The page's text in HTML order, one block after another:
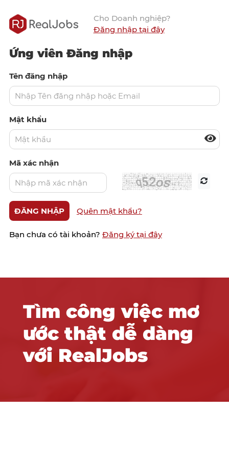
Tìm công việc mơ
ước thật dễ dàng
với RealJobs
Cho Doanh nghiệp?
Đăng nhập tại đây
Ứng viên Đăng nhập
Tên đăng nhập
Mật khẩu
Mã xác nhận
Quên mật khẩu?
Bạn chưa có tài khoản? Đăng ký tại đây